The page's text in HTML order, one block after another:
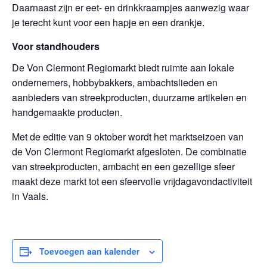
Daarnaast zijn er eet- en drinkkraampjes aanwezig waar
je terecht kunt voor een hapje en een drankje.
Voor standhouders
De Von Clermont Regiomarkt biedt ruimte aan lokale
ondernemers, hobbybakkers, ambachtslieden en
aanbieders van streekproducten, duurzame artikelen en
handgemaakte producten.
Met de editie van 9 oktober wordt het marktseizoen van
de Von Clermont Regiomarkt afgesloten. De combinatie
van streekproducten, ambacht en een gezellige sfeer
maakt deze markt tot een sfeervolle vrijdagavondactiviteit
in Vaals.
Toevoegen aan kalender